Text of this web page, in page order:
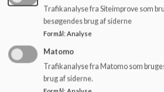
I 2026 er det uge 29 og 30. Der er
Kærbyskolen for de børn, der af
kan holde ferie i uge 29 og 30
Praktik i DUS.
Trafikanalyse fra Siteimprove som
besøgendes brug af siderne
Formål : Analyse
Matomo
Trafikanalyse fra Matomo som
brug af siderne.